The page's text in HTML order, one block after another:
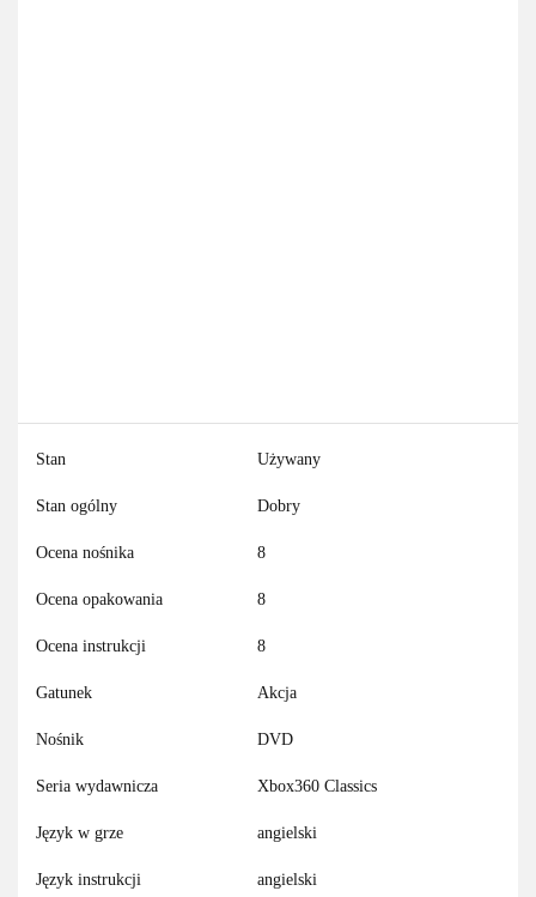
Stan Używany
Stan ogólny Dobry
Ocena nośnika 8
Ocena opakowania 8
Ocena instrukcji 8
Gatunek Akcja
Nośnik DVD
Seria wydawnicza Xbox360 Classics
Język w grze angielski
Język instrukcji angielski